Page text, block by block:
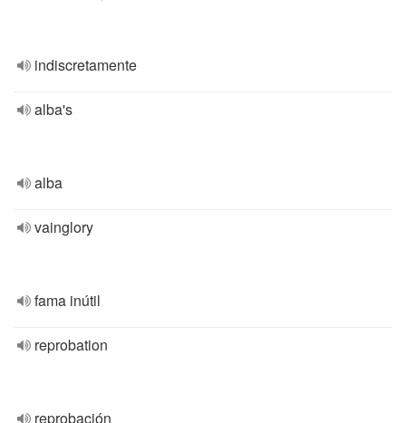
indiscretamente
alba's
alba
vainglory
fama inútil
reprobation
reprobación